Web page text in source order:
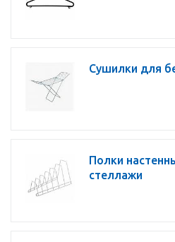
Сушилки для
Полки
стеллажи